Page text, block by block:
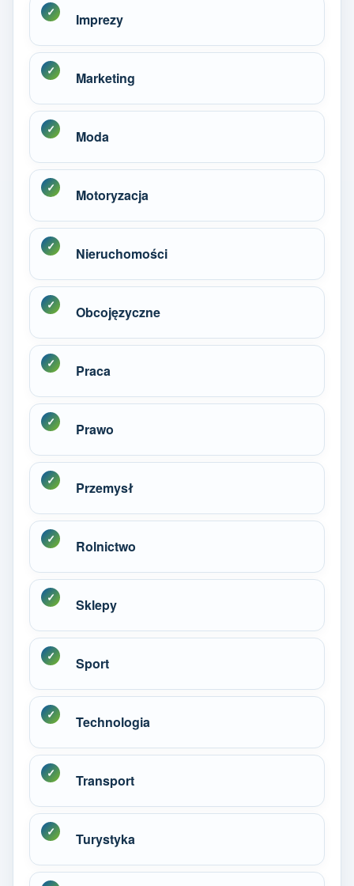
Imprezy
Marketing
Moda
Motoryzacja
Nieruchomości
Obcojęzyczne
Praca
Prawo
Przemysł
Rolnictwo
Sklepy
Sport
Technologia
Transport
Turystyka